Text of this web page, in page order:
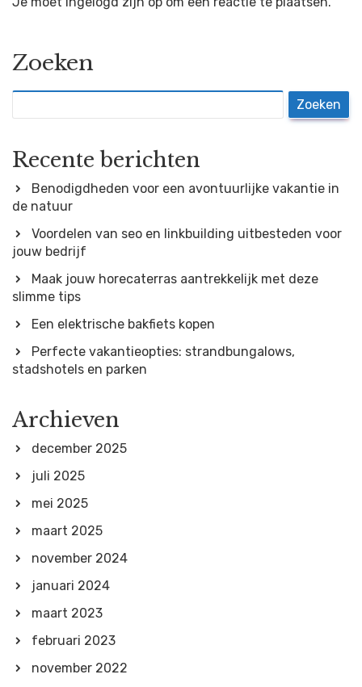
Zoeken
Zoeken
Recente berichten
Benodigdheden voor een avontuurlijke vakantie in
de natuur
Voordelen van seo en linkbuilding uitbesteden voor
jouw bedrijf
Maak jouw horecaterras aantrekkelijk met deze
slimme tips
Een elektrische bakfiets kopen
Perfecte vakantieopties: strandbungalows,
stadshotels en parken
Archieven
december 2025
juli 2025
mei 2025
maart 2025
november 2024
januari 2024
maart 2023
februari 2023
november 2022